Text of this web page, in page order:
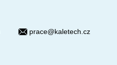
prace@kaletech.cz